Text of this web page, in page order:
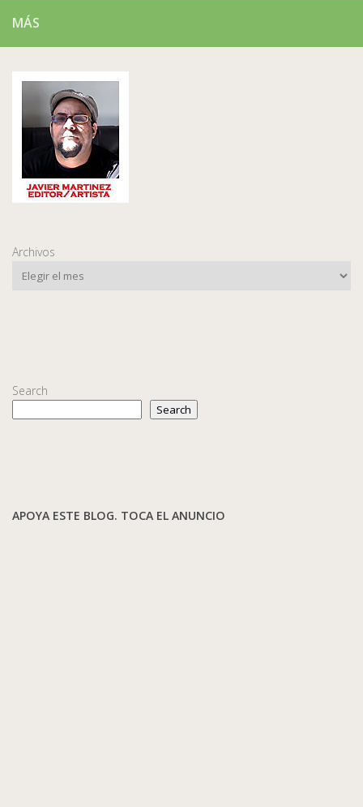
MÁS
Archivos
Search
Search
APOYA ESTE BLOG. TOCA EL ANUNCIO